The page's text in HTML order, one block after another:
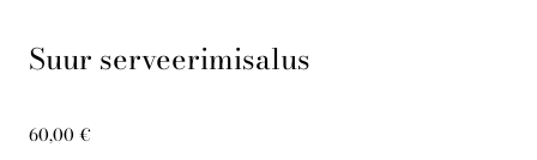
Tooted
Kinkepakid
Suur serveerimisalus
60,00 €